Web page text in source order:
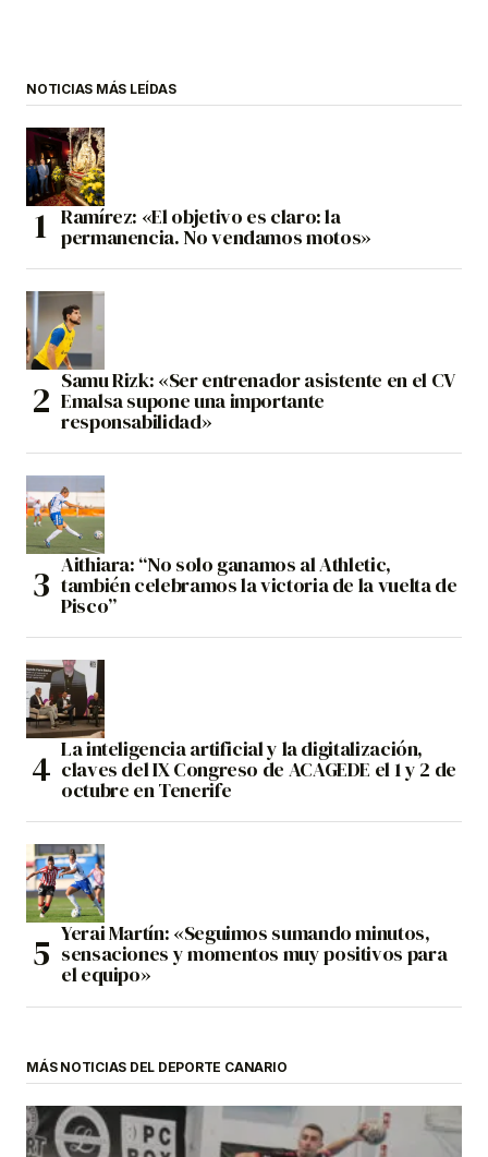
NOTICIAS MÁS LEÍDAS
Ramírez: «El objetivo es claro: la
permanencia. No vendamos motos»
Samu Rizk: «Ser entrenador asistente en el CV
Emalsa supone una importante
responsabilidad»
Aithiara: “No solo ganamos al Athletic,
también celebramos la victoria de la vuelta de
Pisco”
La inteligencia artificial y la digitalización,
claves del IX Congreso de ACAGEDE el 1 y 2 de
octubre en Tenerife
Yerai Martín: «Seguimos sumando minutos,
sensaciones y momentos muy positivos para
el equipo»
MÁS NOTICIAS DEL DEPORTE CANARIO